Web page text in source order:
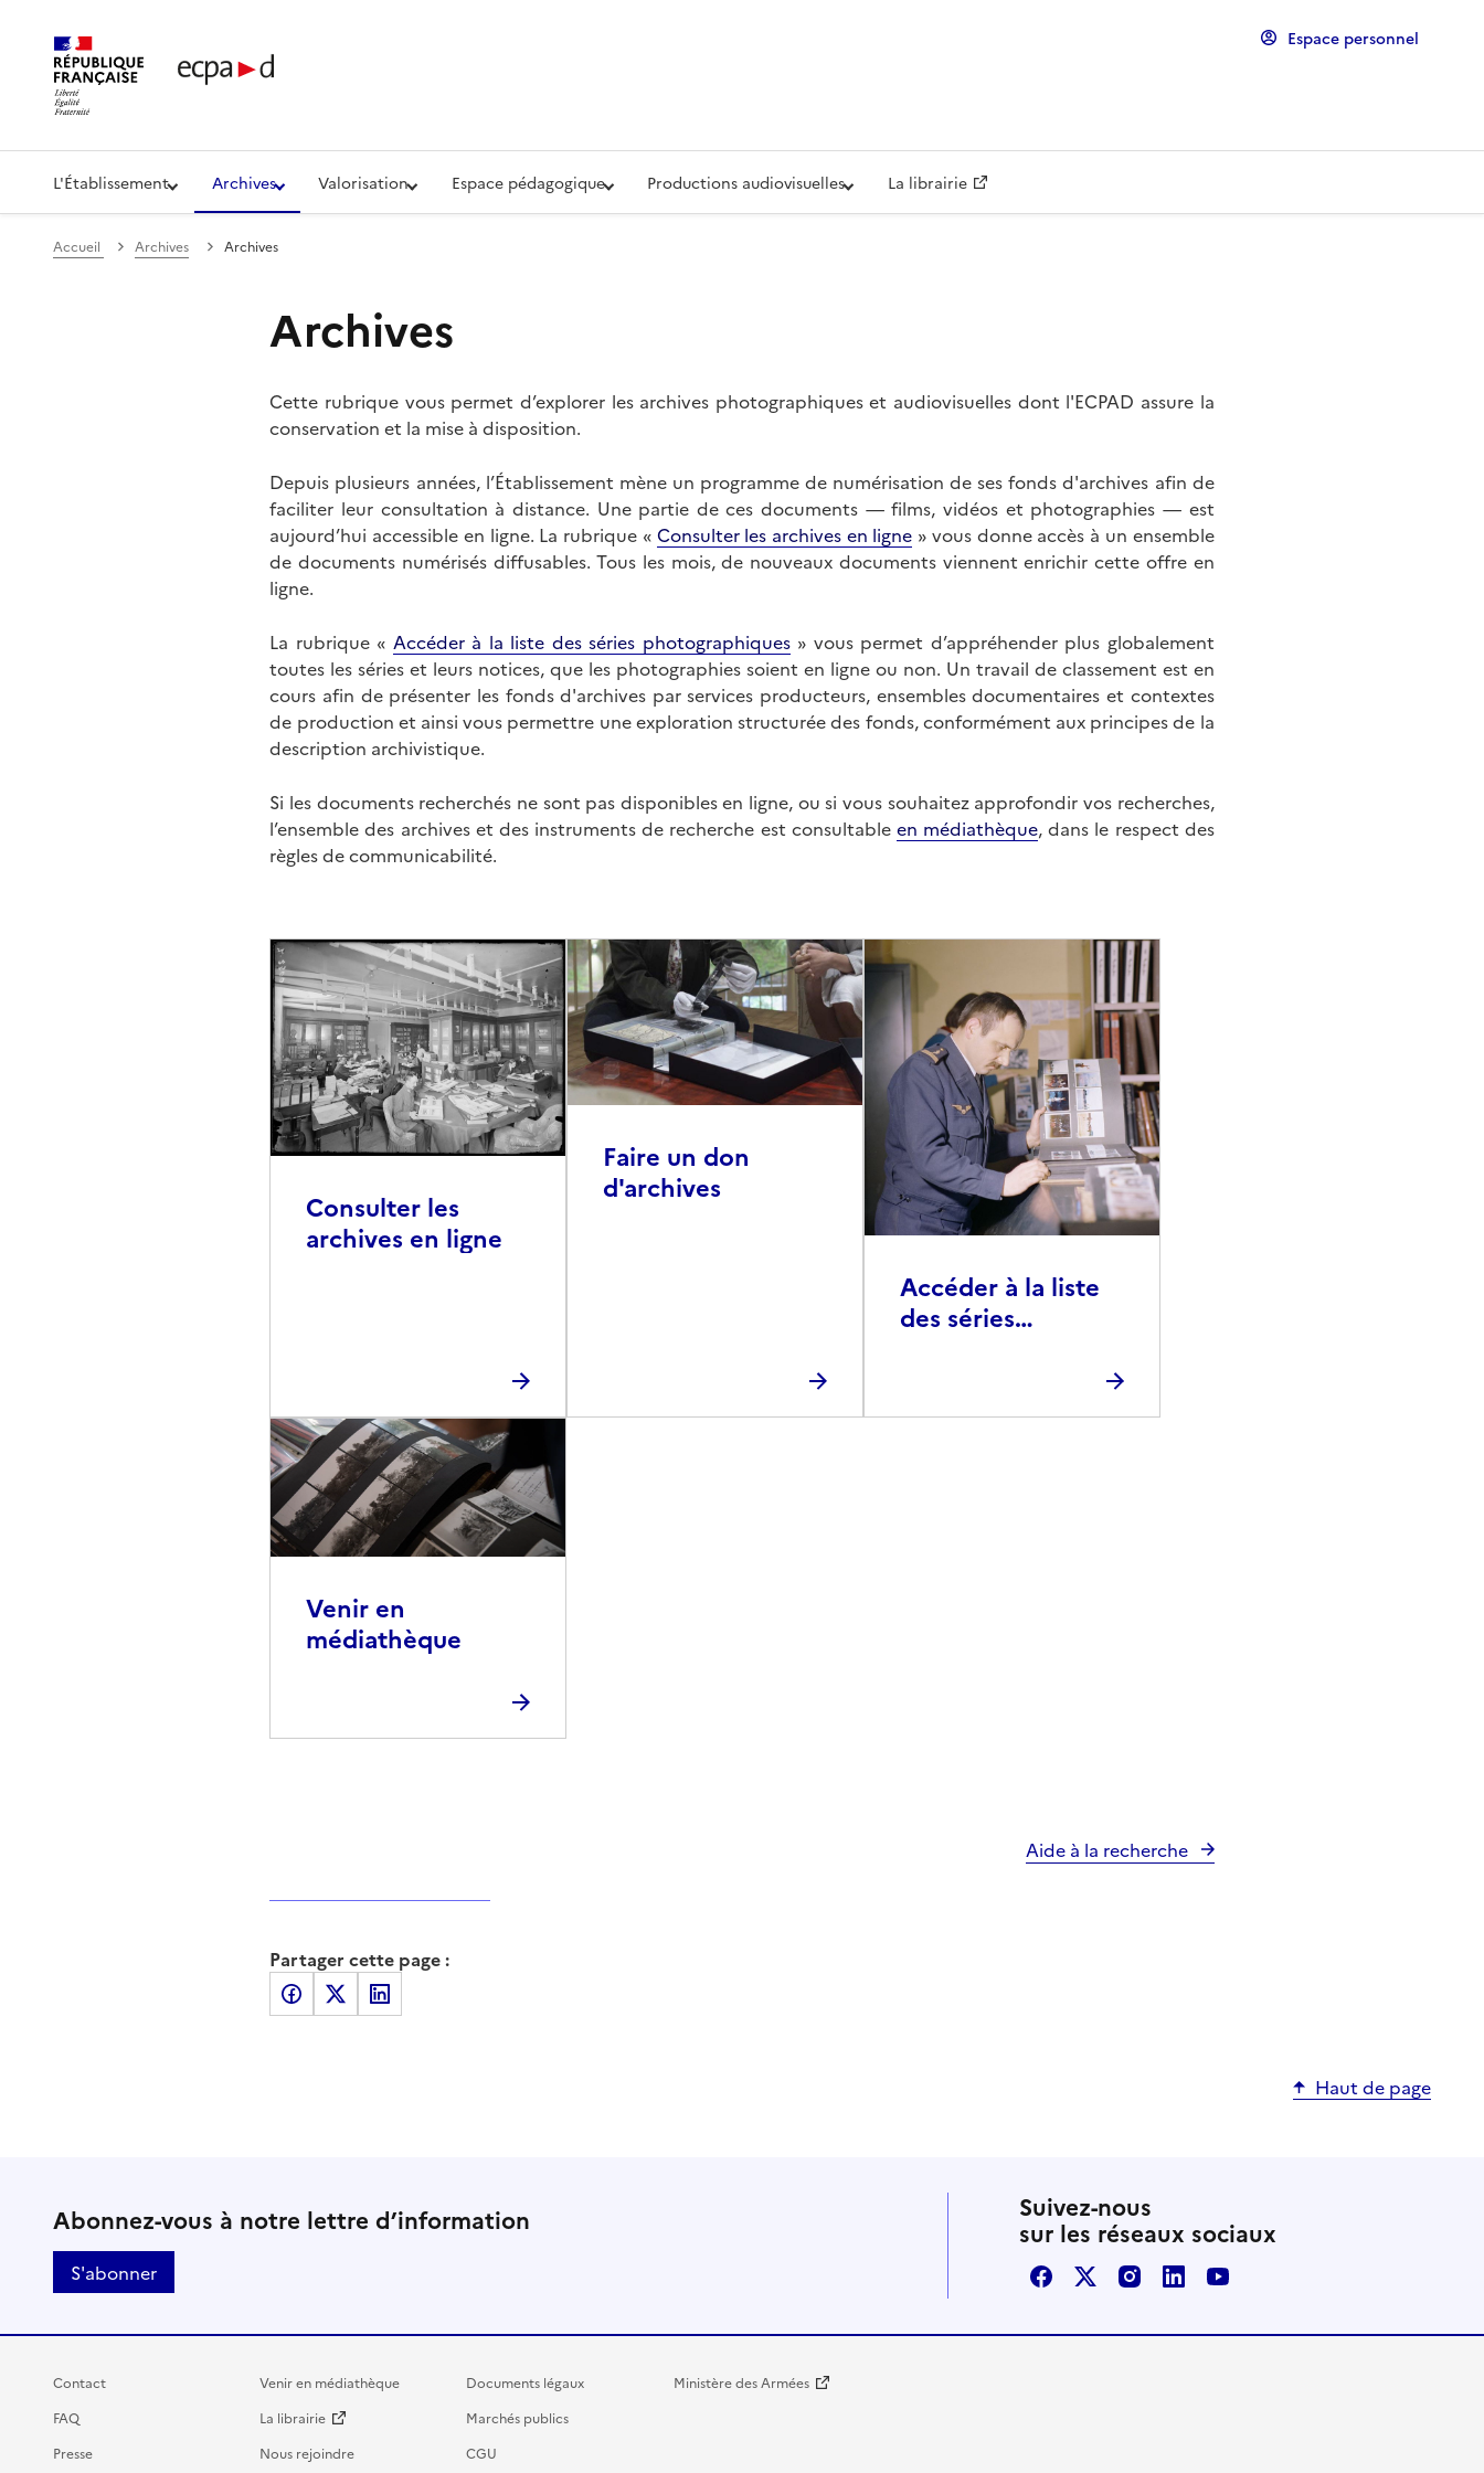
Établissement de communication et de production audiovisuelle de la Défense (ECPAD) Espace personnel
L'Établissement Archives Valorisation Espace pédagogique Productions audiovisuelles La librairie
Accueil Archives Archives
Archives
Cette rubrique vous permet d’explorer les archives photographiques et audiovisuelles dont l'ECPAD assure la
conservation et la mise à disposition.
Depuis plusieurs années, l’Établissement mène un programme de numérisation de ses fonds d'archives afin de
faciliter leur consultation à distance. Une partie de ces documents — films, vidéos et photographies — est
aujourd’hui accessible en ligne. La rubrique « Consulter les archives en ligne » vous donne accès à un ensemble
de documents numérisés diffusables. Tous les mois, de nouveaux documents viennent enrichir cette offre en
ligne.
La rubrique « Accéder à la liste des séries photographiques» vous permet d’appréhender plus globalement
toutes les séries et leurs notices, que les photographies soient en ligne ou non. Un travail de classement est en
cours afin de présenter les fonds d'archives par services producteurs, ensembles documentaires et contextes
de production et ainsi vous permettre une exploration structurée des fonds, conformément aux principes de la
description archivistique.
Si les documents recherchés ne sont pas disponibles en ligne, ou si vous souhaitez approfondir vos recherches,
l’ensemble des archives et des instruments de recherche est consultable en médiathèque, dans le respect des
règles de communicabilité.
Consulter les
archives en ligne
Faire un don
d'archives
Accéder à la liste
des séries
Venir en
médiathèque
Aide à la recherche
Partager cette page :
Partager sur Facebook
Partager sur XPartager sur LinkedIn
Haut de page
Abonnez-vous à notre lettre d’information
S'abonner
Suivez-nous
sur les réseaux sociaux
FacebookX / TwitterInstagram
LinkedInYoutube
Contact
FAQ
Presse
Venir en médiathèque
La librairie
Nous rejoindre
Documents légaux
Marchés publics
CGU
Ministère des Armées